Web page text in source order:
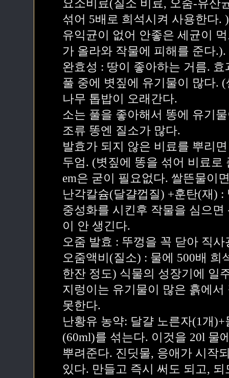
요소비료(질소 비료, 오줌-유산
섞어 5배로 희석시켜 사용한다.
유익균이 없어 안좋은 세균이
가 올라와 작물에 피해를 준다.).
완효성 : 땅이 좋아하는 거름.
풀 중에 볏짚에 유기물이 많다.
나무 톱밥이 오래간다.
소는 풀을 좋아해서 똥에 유기
조류 똥엔 질소가 많다.
발효가 되지 않은 비료를 뿌리
두엄. (볏짚에 똥을 섞어 비료로
em은 굳이 필요없다. 쌀뜬물이
난각칼슘(달걀껍질) +훈탄(재)
중성화를 시킨후 작물을 심으
이 안 생긴다.
오줌 발효 : 뚜껑을 꼭 닫아 직
오줌액비(질소) : 물에 500배 희
한잔 정도) 식물의 성장기에 일
지렁이는 유기물이 많은 흙에
못한다.
난황유 농약: 달걀 노른자(1개
(60ml)를 섞는다. 이것을 20l 물
뿌려준다. 진딧물, 응애가 시작
있다. 만들고 즉시 써도 되고,